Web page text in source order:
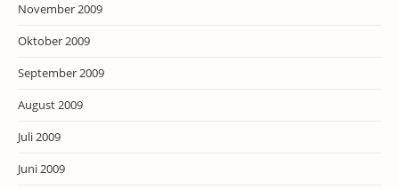
November 2009
Oktober 2009
September 2009
August 2009
Juli 2009
Juni 2009